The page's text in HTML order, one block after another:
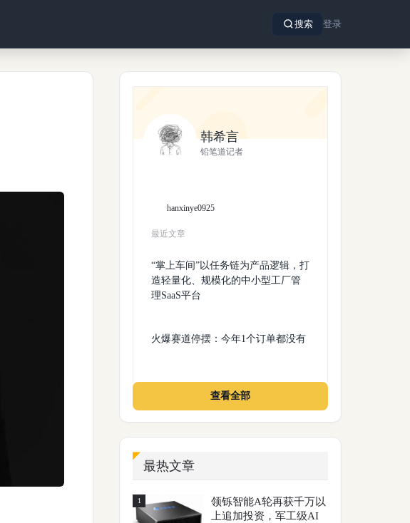
搜索 登录
韩希言
铅笔道记者
hanxinye0925
最近文章
“掌上车间”以任务链为产品逻辑，打
造轻量化、规模化的中小型工厂管
理SaaS平台
火爆赛道停摆：今年1个订单都没有
查看全部
最热文章
1
领铄智能A轮再获千万以
上追加投资，军工级AI